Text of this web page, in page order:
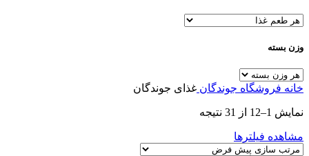
وزن بسته
خانه فروشگاه جوندگان غذای جوندگان
نمایش 1–12 از 31 نتیجه
مشاهده فیلترها